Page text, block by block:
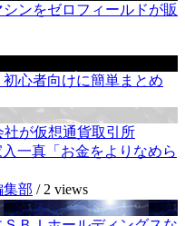
ンをゼロフィールドが販
心者向けに簡単まとめ
社が仮想通貨取引所
入一真「お金をよりなめら
部 / 2 views